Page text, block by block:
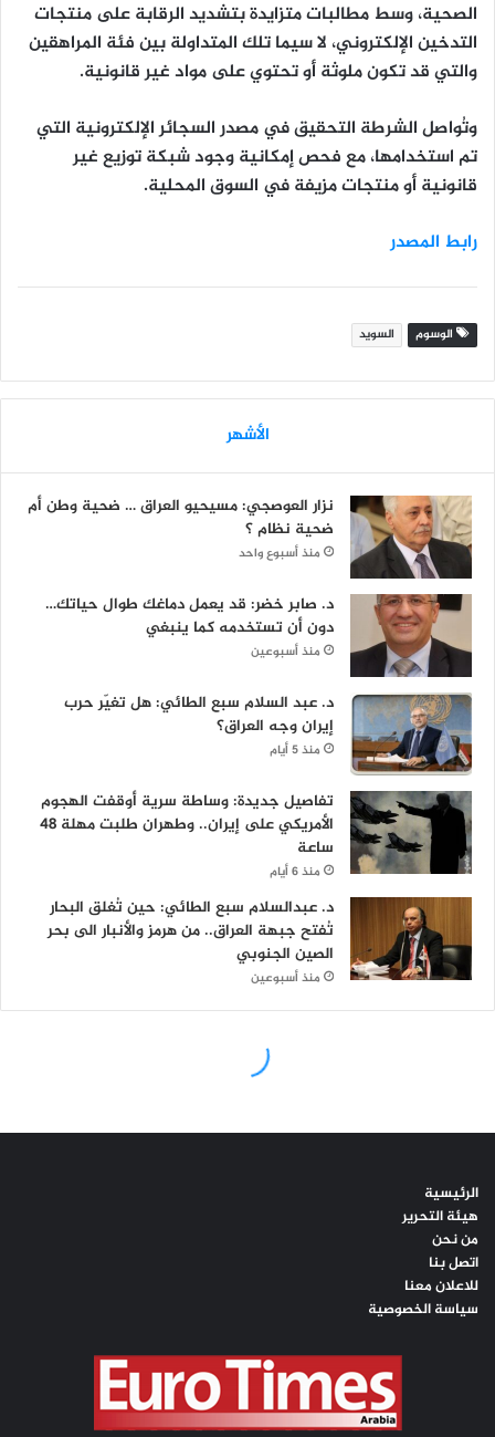
الرئيسية
هيئة التحرير
من نحن
اتصل بنا
للاعلان معنا
سياسة الخصوصية